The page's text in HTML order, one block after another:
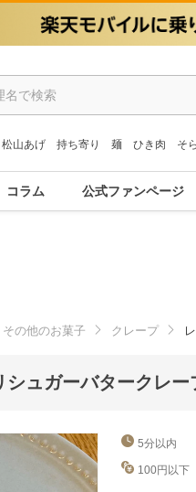
松山あげ 持ち寄り 麺 ひき肉 そ
コラム 公式ファンページ
その他のお菓子 クレープ
ュガーバタークレ
5分以内
100円以下